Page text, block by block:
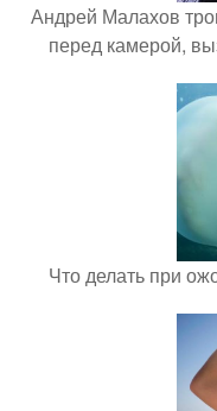
Андрей Малахов
перед камерой,
Что делать при